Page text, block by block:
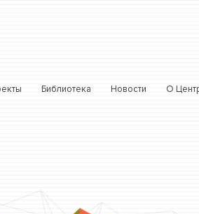
Библиотека Новости О